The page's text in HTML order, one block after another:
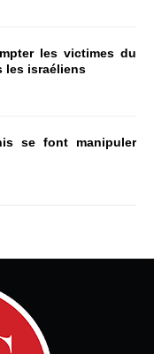
les victimes du
les israéliens
se font manipuler